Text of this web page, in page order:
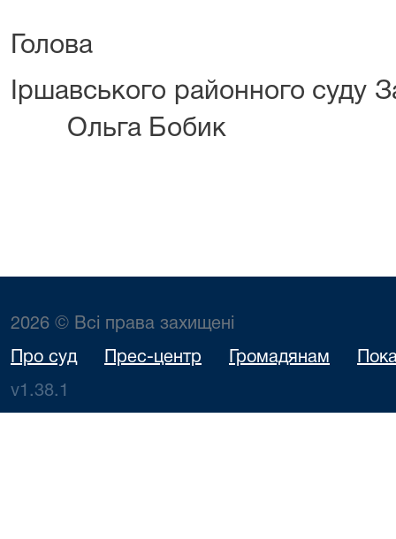
Голова
Іршавського районного суду
Ольга Бобик
2026 © Всі права захищені
Про суд Прес-центр Громадянам
v1.38.1